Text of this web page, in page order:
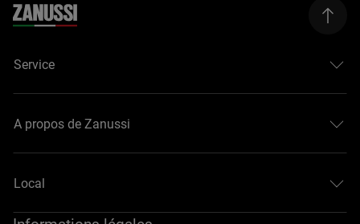
Service
A propos de Zanussi
Local